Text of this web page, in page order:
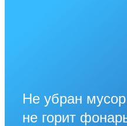
Не убран
не горит